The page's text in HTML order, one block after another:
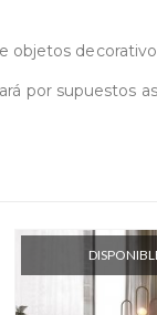
objetos
por supuestos